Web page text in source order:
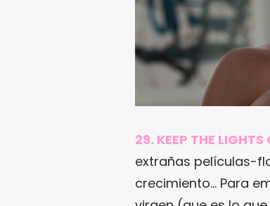
29. KEEP THE
extrañas películas-
crecimiento… Para